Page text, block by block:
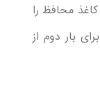
محافظ را
بار دوم از